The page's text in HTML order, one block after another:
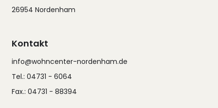
26954 Nordenham
Kontakt
info@wohncenter-nordenham.de
Tel.: 04731 - 6064
Fax.: 04731 - 88394